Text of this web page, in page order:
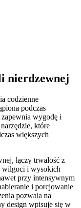
nierdzewnej
codzienne
podczas
wygodę i
które
większych
łączy trwałość z
wilgoci i wysokich
przy intensywnym
i porcjowanie
pozwala na
design wpisuje się w